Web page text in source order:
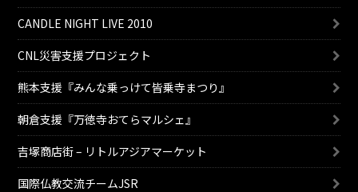
CANDLE NIGHT LIVE 2010
CNL災害支援プロジェクト
熊本支援『みんな乗っけて皆乗寺まつり』
朝倉支援『万徳寺おてらマルシェ』
吉塚商店街 – リトルアジアマーケット
国際仏教交流チームJSR